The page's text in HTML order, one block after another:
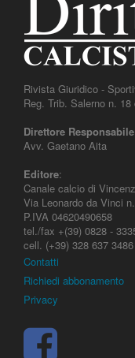
Rivista Giuridico -
Reg. Trib. Salerno n. 18
Direttore Responsabile
Avv. Gaetano Aita
Editore:
Canale calcio di
Via Leonardo da Vinci
P.IVA 04620490658
tel./fax +(39) 0828 -
cell. (+39) 328 637 3486
Contatti
Richiedi abbonamento
Privacy